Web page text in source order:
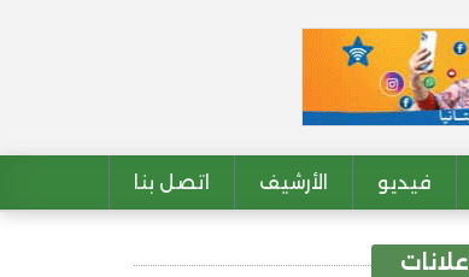
فيديو الأرشيف اتصل بنا
إعلانات